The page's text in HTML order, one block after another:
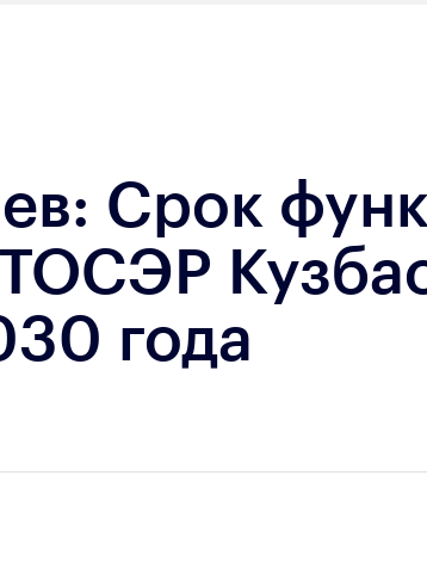
Срок
года